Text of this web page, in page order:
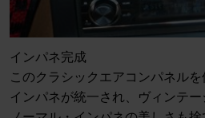
インパネ完成
このクラシックエアコンパネルを
インパネが統一され、ヴィンテー